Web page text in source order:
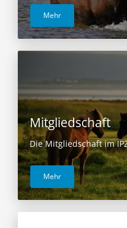
Mehr
Mitgliedschaft
Die Mitgliedschaft im
Mehr